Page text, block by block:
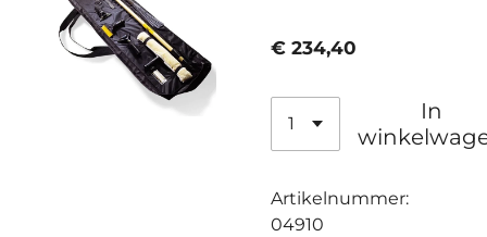
€ 234,40
In
Artikelnummer:
04910